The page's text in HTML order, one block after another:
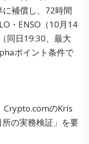
補償し、72時間
・ENSO（10月14
同日19:30、最大
ポイント条件で
Crypto.comのKris
の実務検証」を要